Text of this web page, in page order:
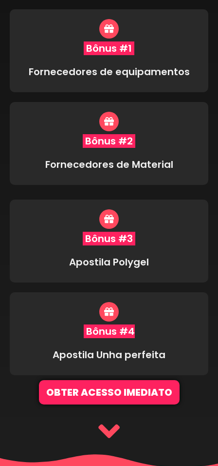
Bônus #1
Fornecedores de equipamentos
Bônus #2
Fornecedores de Material
Bônus #3
Apostila Polygel
Bônus #4
Apostila Unha perfeita
OBTER ACESSO IMEDIATO